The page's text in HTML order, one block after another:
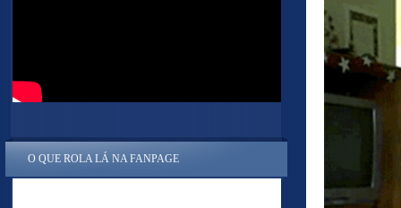
O QUE ROLA LÁ NA FANPAGE